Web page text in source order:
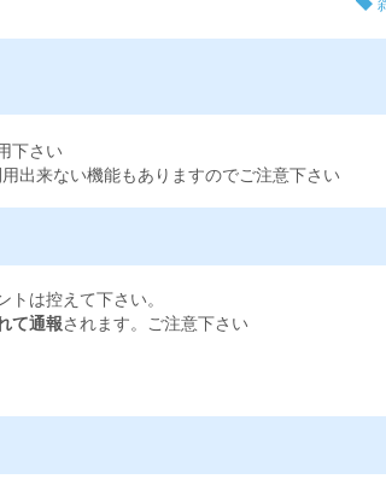
下さい
出来ない機能もありますのでご注意下さい
は控えて下さい。
て通報されます。ご注意下さい